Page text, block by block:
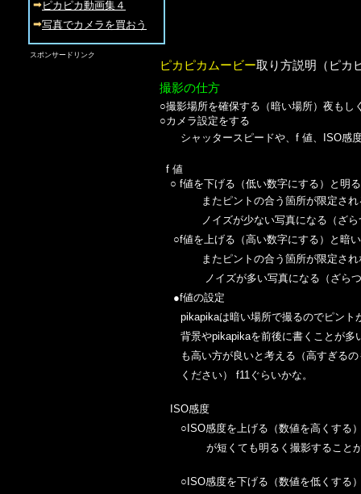
➡ピカピカ動画集４
➡写真でカメラを買おう
ピカピカムービー取り方説明（ピカ
撮影の仕方
○撮影場所を確保する（暗い場所）夜もし
○カメラ設定をする
シャッタースピードや、 f 値、ISO感
f 値
○ f値を下げる（低い数字にする）と明
またピントの合う箇所が限定される
ノイズが少ない写真になる（ざらつ
○f値を上げる（高い数字にする）と暗
またピントの合う箇所が限定されな
ノイズが多い写真になる（ざらつ
●f値の設定
pikapikaは暗い場所で撮るのでピン
背景やpikapikaを前後に書くことが多
も高い方が良いと考える（高すぎるの
ください）
f11ぐらいかな。
ISO感度
○ISO感度を上げる（数値を高くする
が短くても明るく撮影することが
○ISO感度を下げる（数値を低くする
スポンサードリンク